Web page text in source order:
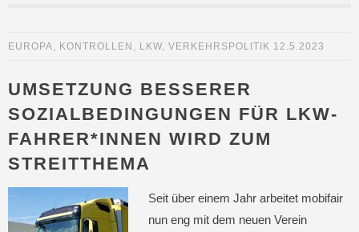
EUROPA, KONTROLLEN , LKW, VERKEHRSPOLITIK 12.5.2023
UMSETZUNG BESSERER
SOZIALBEDINGUNGEN FÜR LKW-
FAHRER*INNEN WIRD ZUM
STREITTHEMA
Seit über einem Jahr arbeitet mobifair
nun eng mit dem neuen Verein